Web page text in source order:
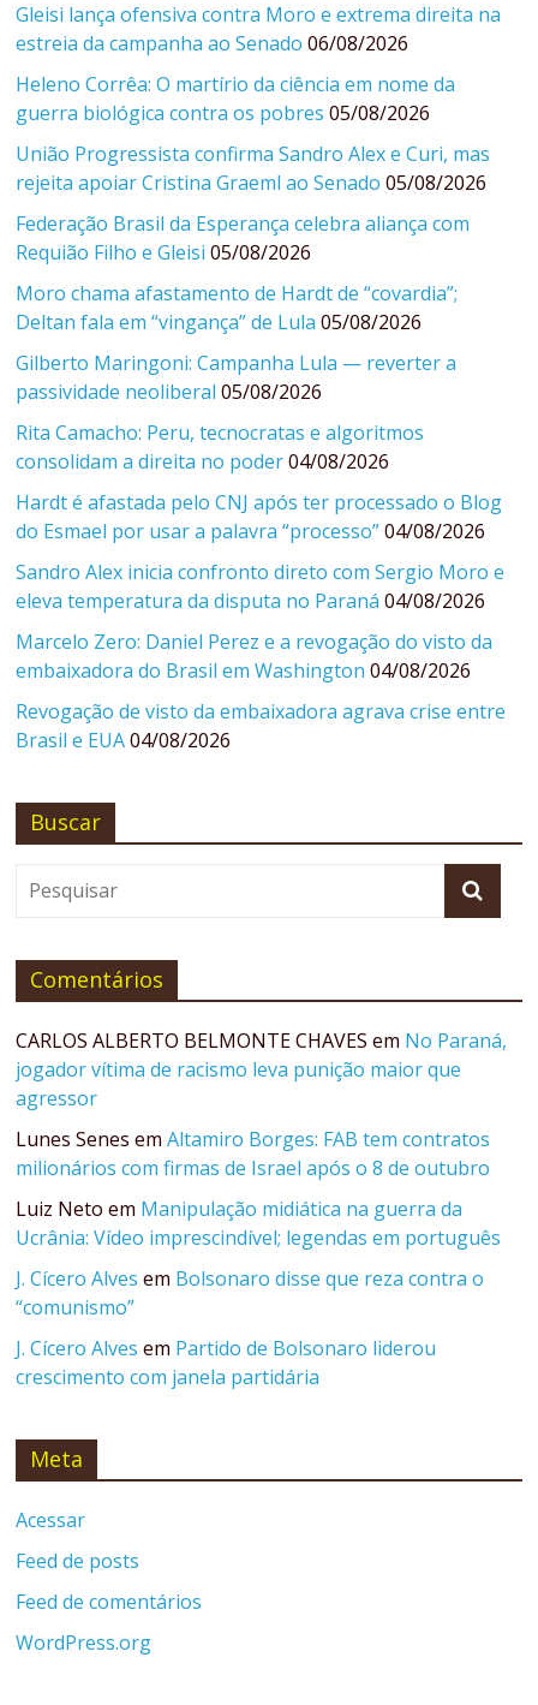
Gleisi lança ofensiva contra Moro e extrema direita na
estreia da campanha ao Senado 06/08/2026
Heleno Corrêa: O martírio da ciência em nome da
guerra biológica contra os pobres 05/08/2026
União Progressista confirma Sandro Alex e Curi, mas
rejeita apoiar Cristina Graeml ao Senado 05/08/2026
Federação Brasil da Esperança celebra aliança com
Requião Filho e Gleisi 05/08/2026
Moro chama afastamento de Hardt de “covardia”;
Deltan fala em “vingança” de Lula 05/08/2026
Gilberto Maringoni: Campanha Lula — reverter a
passividade neoliberal 05/08/2026
Rita Camacho: Peru, tecnocratas e algoritmos
consolidam a direita no poder 04/08/2026
Hardt é afastada pelo CNJ após ter processado o Blog
do Esmael por usar a palavra “processo” 04/08/2026
Sandro Alex inicia confronto direto com Sergio Moro e
eleva temperatura da disputa no Paraná 04/08/2026
Marcelo Zero: Daniel Perez e a revogação do visto da
embaixadora do Brasil em Washington 04/08/2026
Revogação de visto da embaixadora agrava crise entre
Brasil e EUA 04/08/2026
Buscar
Comentários
CARLOS ALBERTO BELMONTE CHAVES em No Paraná,
jogador vítima de racismo leva punição maior que
agressor
Lunes Senes emAltamiro Borges: FAB tem contratos
milionários com firmas de Israel após o 8 de outubro
Luiz Neto em Manipulação midiática na guerra da
Ucrânia: Vídeo imprescindível; legendas em português
J. Cícero Alves em Bolsonaro disse que reza contra o
“comunismo”
J. Cícero Alves em Partido de Bolsonaro liderou
crescimento com janela partidária
Meta
Acessar
Feed de posts
Feed de comentários
WordPress.org